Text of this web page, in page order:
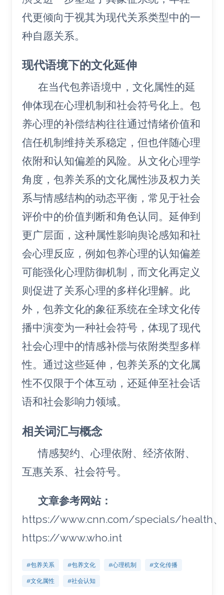
代更倾向于视其为现代关系类型中的一
种自愿关系。
现代语境下的文化延伸
在当代包养语境中，文化属性的延
伸体现在心理机制和社会符号化上。包
养心理的补偿结构往往通过情绪价值和
信任机制维持关系稳定，但也伴随心理
依附和认知偏差的风险。从文化心理学
角度，包养关系的文化属性涉及权力关
系与情感结构的动态平衡，常见于社会
评价中的价值判断和角色认同。延伸到
更广层面，这种属性影响舆论感知和社
会心理反应，例如包养心理的认知偏差
可能强化心理防御机制，而文化再定义
则促进了关系心理的多样化理解。此
外，包养文化的象征系统在全球文化传
播中演变为一种社会符号，体现了现代
社会心理中的情感补偿与依附类型多样
性。通过这些延伸，包养关系的文化属
性不仅限于个体互动，还延伸至社会话
语和社会影响力领域。
相关词汇与概念
情感契约、心理依附、经济依附、
互惠关系、社会符号。
文章参考网站：
https://www.cnn.com/specials/health、
https://www.who.int
#包养关系 #包养文化 #心理机制 #文化传播
#文化属性 #社会认知